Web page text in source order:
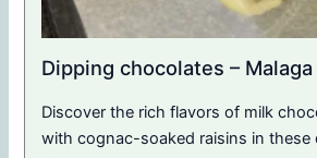
Dipping chocolates – Malaga
Discover the rich flavors of milk
with cognac-soaked raisins in these